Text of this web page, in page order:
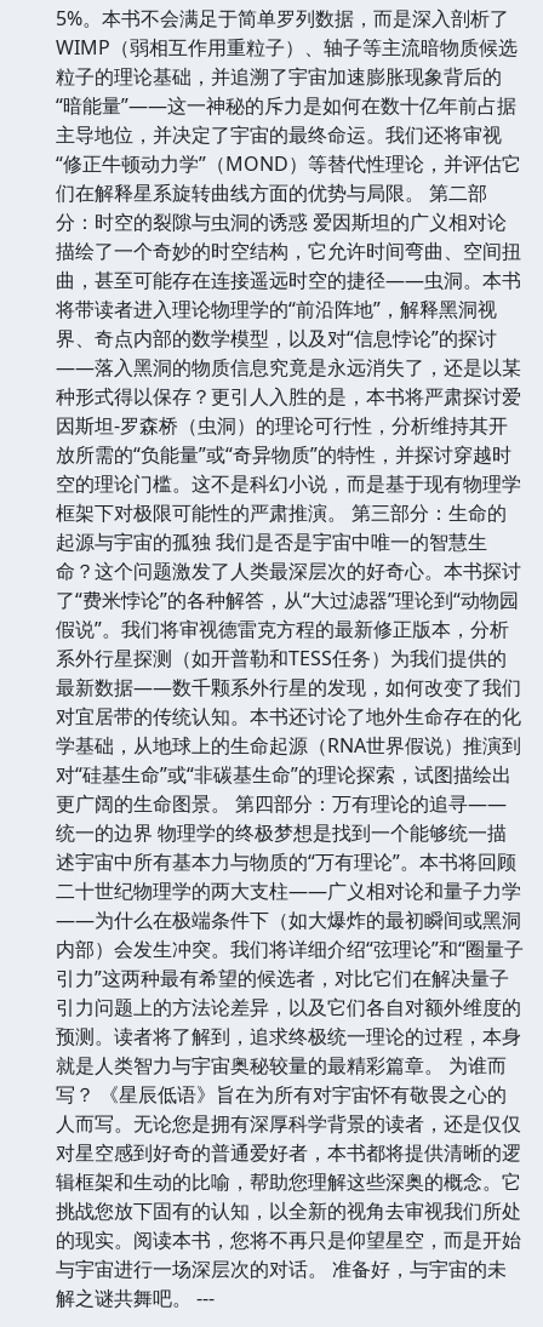
5%。本书不会满足于简单罗列数据，而是深入剖析了
WIMP（弱相互作用重粒子）、轴子等主流暗物质候选
粒子的理论基础，并追溯了宇宙加速膨胀现象背后的
“暗能量”——这一神秘的斥力是如何在数十亿年前占据
主导地位，并决定了宇宙的最终命运。我们还将审视
“修正牛顿动力学”（MOND）等替代性理论，并评估它
们在解释星系旋转曲线方面的优势与局限。 第二部
分：时空的裂隙与虫洞的诱惑 爱因斯坦的广义相对论
描绘了一个奇妙的时空结构，它允许时间弯曲、空间扭
曲，甚至可能存在连接遥远时空的捷径——虫洞。本书
将带读者进入理论物理学的“前沿阵地”，解释黑洞视
界、奇点内部的数学模型，以及对“信息悖论”的探讨
——落入黑洞的物质信息究竟是永远消失了，还是以某
种形式得以保存？更引人入胜的是，本书将严肃探讨爱
因斯坦-罗森桥（虫洞）的理论可行性，分析维持其开
放所需的“负能量”或“奇异物质”的特性，并探讨穿越时
空的理论门槛。这不是科幻小说，而是基于现有物理学
框架下对极限可能性的严肃推演。 第三部分：生命的
起源与宇宙的孤独 我们是否是宇宙中唯一的智慧生
命？这个问题激发了人类最深层次的好奇心。本书探讨
了“费米悖论”的各种解答，从“大过滤器”理论到“动物园
假说”。我们将审视德雷克方程的最新修正版本，分析
系外行星探测（如开普勒和TESS任务）为我们提供的
最新数据——数千颗系外行星的发现，如何改变了我们
对宜居带的传统认知。本书还讨论了地外生命存在的化
学基础，从地球上的生命起源（RNA世界假说）推演到
对“硅基生命”或“非碳基生命”的理论探索，试图描绘出
更广阔的生命图景。 第四部分：万有理论的追寻——
统一的边界 物理学的终极梦想是找到一个能够统一描
述宇宙中所有基本力与物质的“万有理论”。本书将回顾
二十世纪物理学的两大支柱——广义相对论和量子力学
——为什么在极端条件下（如大爆炸的最初瞬间或黑洞
内部）会发生冲突。我们将详细介绍“弦理论”和“圈量子
引力”这两种最有希望的候选者，对比它们在解决量子
引力问题上的方法论差异，以及它们各自对额外维度的
预测。读者将了解到，追求终极统一理论的过程，本身
就是人类智力与宇宙奥秘较量的最精彩篇章。 为谁而
写？ 《星辰低语》旨在为所有对宇宙怀有敬畏之心的
人而写。无论您是拥有深厚科学背景的读者，还是仅仅
对星空感到好奇的普通爱好者，本书都将提供清晰的逻
辑框架和生动的比喻，帮助您理解这些深奥的概念。它
挑战您放下固有的认知，以全新的视角去审视我们所处
的现实。阅读本书，您将不再只是仰望星空，而是开始
与宇宙进行一场深层次的对话。 准备好，与宇宙的未
解之谜共舞吧。 ---